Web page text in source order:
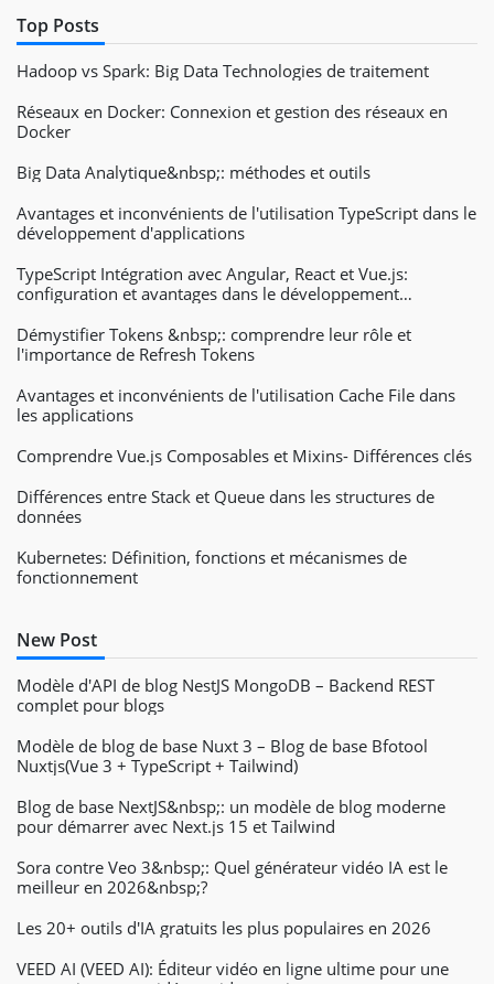
Top Posts
Hadoop vs Spark: Big Data Technologies de traitement
Réseaux en Docker: Connexion et gestion des réseaux en
Docker
Big Data Analytique&nbsp;: méthodes et outils
Avantages et inconvénients de l'utilisation TypeScript dans le
développement d'applications
TypeScript Intégration avec Angular, React et Vue.js:
configuration et avantages dans le développement
Démystifier Tokens &nbsp;: comprendre leur rôle et
l'importance de Refresh Tokens
Avantages et inconvénients de l'utilisation Cache File dans
les applications
Comprendre Vue.js Composables et Mixins- Différences clés
Différences entre Stack et Queue dans les structures de
données
Kubernetes: Définition, fonctions et mécanismes de
fonctionnement
New Post
Modèle d'API de blog NestJS MongoDB – Backend REST
complet pour blogs
Modèle de blog de base Nuxt 3 – Blog de base Bfotool
Nuxtjs(Vue 3 + TypeScript + Tailwind)
Blog de base NextJS&nbsp;: un modèle de blog moderne
pour démarrer avec Next.js 15 et Tailwind
Sora contre Veo 3&nbsp;: Quel générateur vidéo IA est le
meilleur en 2026&nbsp;?
Les 20+ outils d'IA gratuits les plus populaires en 2026
VEED AI (VEED AI): Éditeur vidéo en ligne ultime pour une